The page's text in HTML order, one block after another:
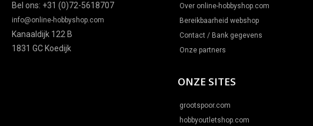
Bel ons: +31 (0)72-5618707
info@online-hobbyshop.com
Kanaaldijk 122 B
1831 GC Koedijk
Over online-hobbyshop.com
Bereikbaarheid webshop
Contact / Bank gegevens
Onze partners
ONZE SITES
grootspoor.com
hobbyoutletshop.com